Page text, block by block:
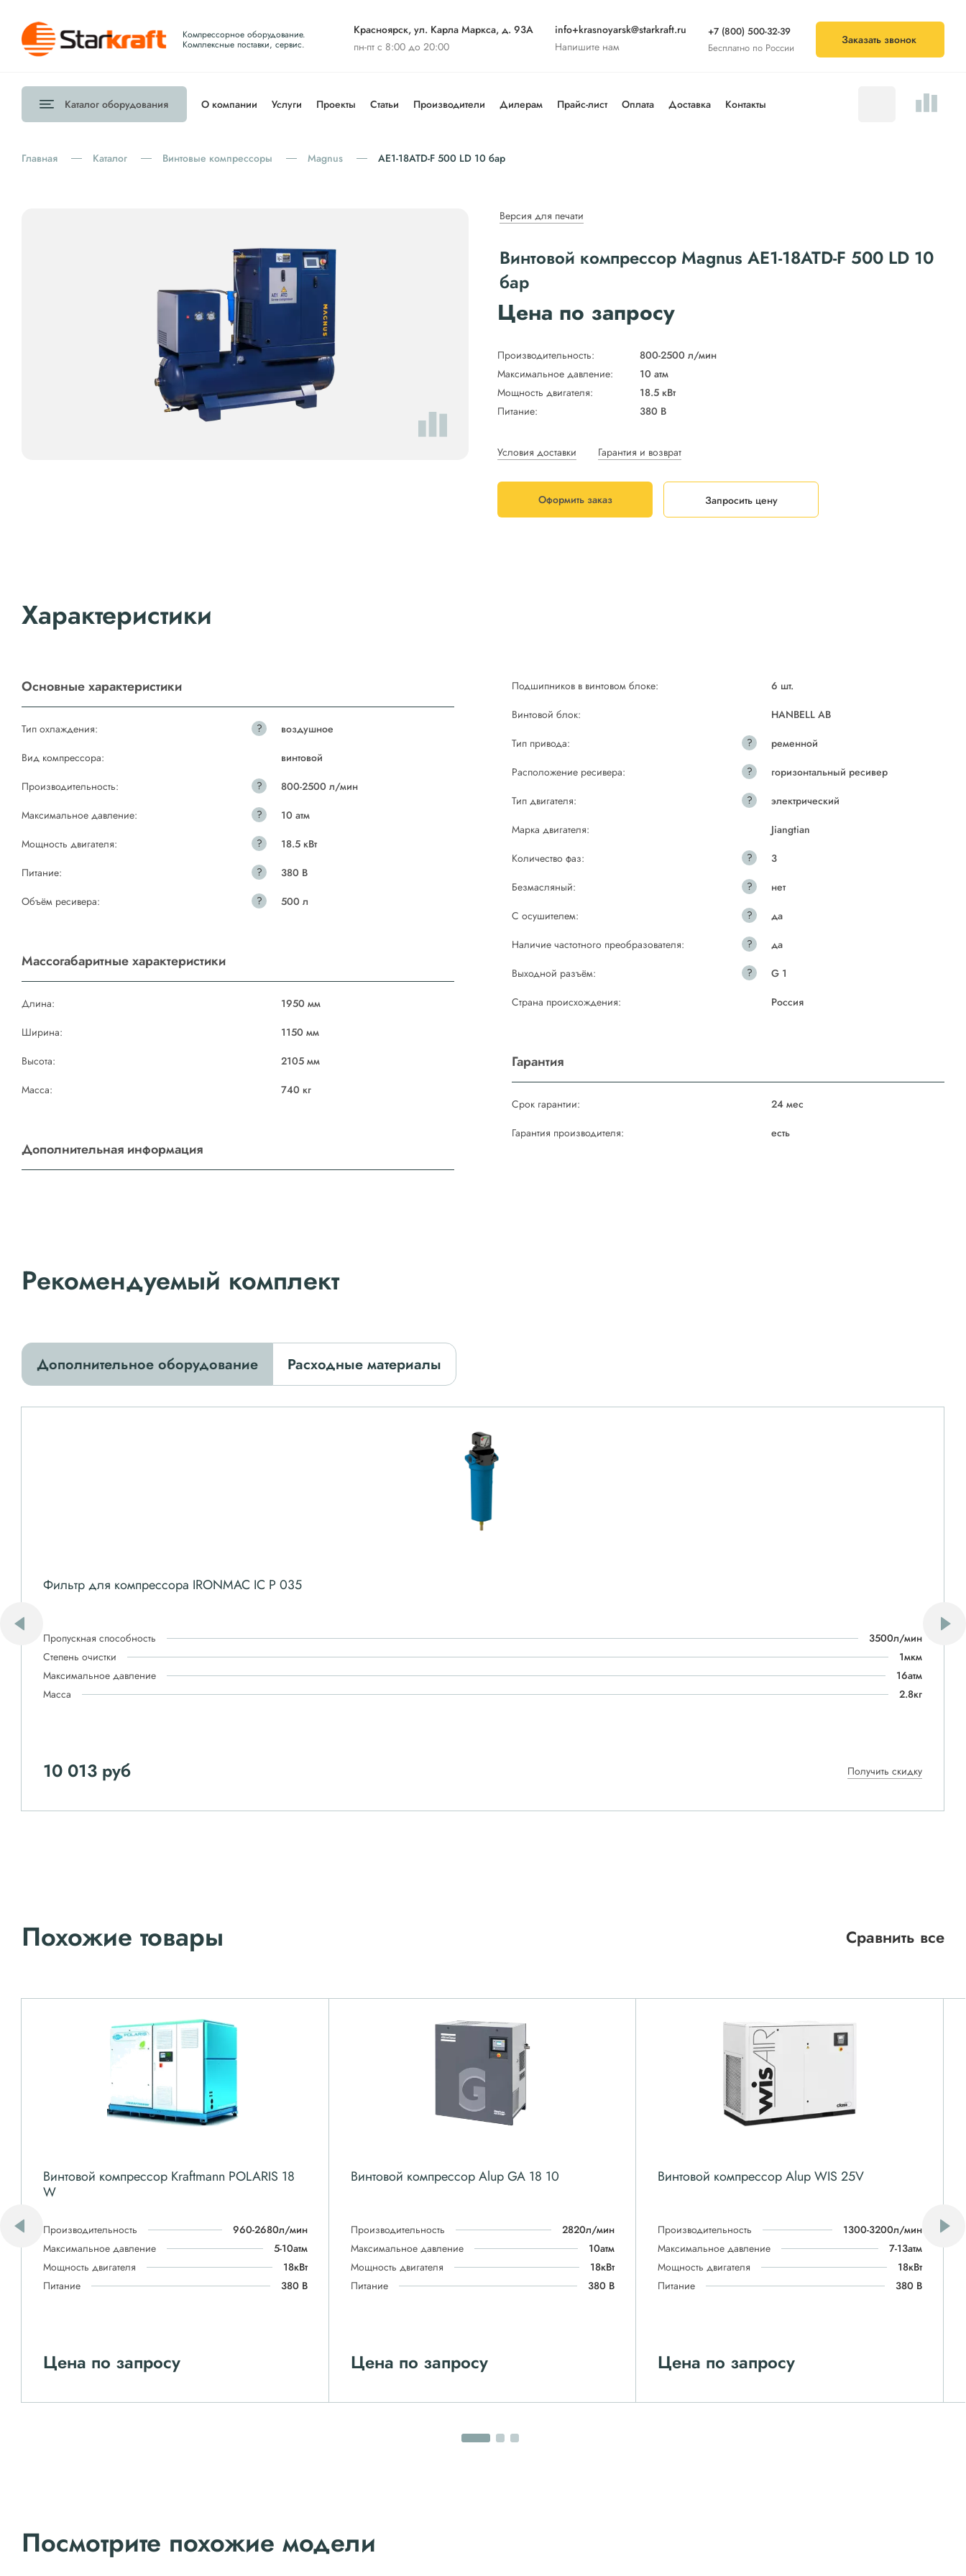
Компрессорное оборудование.
Комплексные поставки, сервис.
Красноярск, ул. Карла Маркса, д. 93А
пн-пт с 8:00 до 20:00
info+krasnoyarsk@starkraft.ru
Напишите нам
+7 (800) 500-32-39
Бесплатно по России
Заказать звонок
Каталог оборудования О компании Услуги Проекты Статьи Производители Дилерам Прайс-лист Оплата Доставка Контакты
Главная Каталог Винтовые компрессоры Magnus АЕ1-18ATD-F 500 LD 10 бар
Версия для печати
Винтовой компрессор Magnus АЕ1-18ATD-F 500 LD 10
бар
Цена по запросу
Производительность:
800-2500 л/мин
Максимальное давление:
10 атм
Мощность двигателя:
18.5 кВт
Питание:
380 В
Условия доставки Гарантия и возврат
Оформить заказ Запросить цену
Характеристики
Основные характеристики
Тип охлаждения: ?
воздушное
Вид компрессора:
винтовой
Производительность:
?
800-2500 л/мин
Максимальное давление:
?
10 атм
Мощность двигателя:
?
18.5 кВт
Питание:
?
380 В
Объём ресивера:
? 500 л
Массогабаритные характеристики
Длина:
1950 мм
Ширина:
1150 мм
Высота:
2105 мм
Масса:
740 кг
Дополнительная информация
Подшипников в винтовом блоке:
6 шт.
Винтовой блок:
HANBELL AB
Тип привода:
?
ременной
Расположение ресивера:
?
горизонтальный ресивер
Тип двигателя:
?
электрический
Марка двигателя:
Jiangtian
Количество фаз:
?
3
Безмасляный:
?
нет
С осушителем:
?
да
Наличие частотного преобразователя:
?
да
Выходной разъём:
?
G 1
Страна происхождения:
Россия
Гарантия
Срок гарантии:
24 мес
Гарантия производителя:
есть
Рекомендуемый комплект
Дополнительное оборудование Расходные материалы
Фильтр для компрессора IRONMAC IC P 035
Пропускная способность
3500л/мин
Степень очистки
1мкм
Максимальное давление
16атм
Масса
2.8кг
10 013 руб Получить скидку
Похожие товары Сравнить все
Винтовой компрессор Kraftmann POLARIS 18
W
Производительность
960-2680л/мин
Максимальное давление
5-10атм
Мощность двигателя
18кВт
Питание
380 В
Цена по запросу
Винтовой компрессор Alup GA 18 10
Производительность
2820л/мин
Максимальное давление
10атм
Мощность двигателя
18кВт
Питание
380 В
Цена по запросу
Винтовой компрессор Alup WIS 25V
Производительность
1300-3200л/мин
Максимальное давление
7-13атм
Мощность двигателя
18кВт
Питание
380 В
Цена по запросу
Посмотрите похожие модели